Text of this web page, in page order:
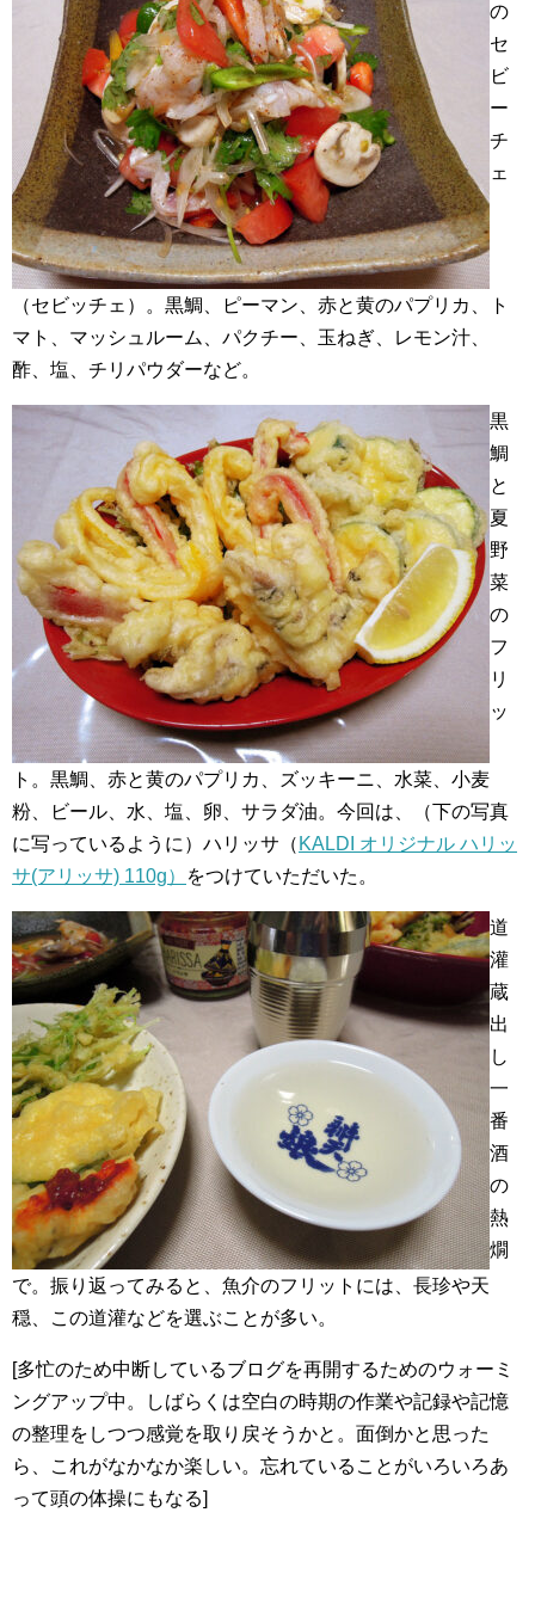
の
セ
ビ
ー
チ
ェ
（セビッチェ）。黒鯛、ピーマン、赤と黄のパプリカ、ト
マト、マッシュルーム、パクチー、玉ねぎ、レモン汁、
酢、塩、チリパウダーなど。
黒
鯛
と
夏
野
菜
の
フ
リ
ッ
ト。黒鯛、赤と黄のパプリカ、ズッキーニ、水菜、小麦
粉、ビール、水、塩、卵、サラダ油。今回は、（下の写真
に写っているように）ハリッサ（ KALDI オリジナル ハリッ
サ(アリッサ) 110g）
をつけていただいた。
道
灌
蔵
出
し
一
番
酒
の
熱
燗
で。振り返ってみると、魚介のフリットには、長珍や天
穏、この道灌などを選ぶことが多い。
[多忙のため中断しているブログを再開するためのウォーミ
ングアップ中。しばらくは空白の時期の作業や記録や記憶
の整理をしつつ感覚を取り戻そうかと。面倒かと思った
ら、これがなかなか楽しい。忘れていることがいろいろあ
って頭の体操にもなる]